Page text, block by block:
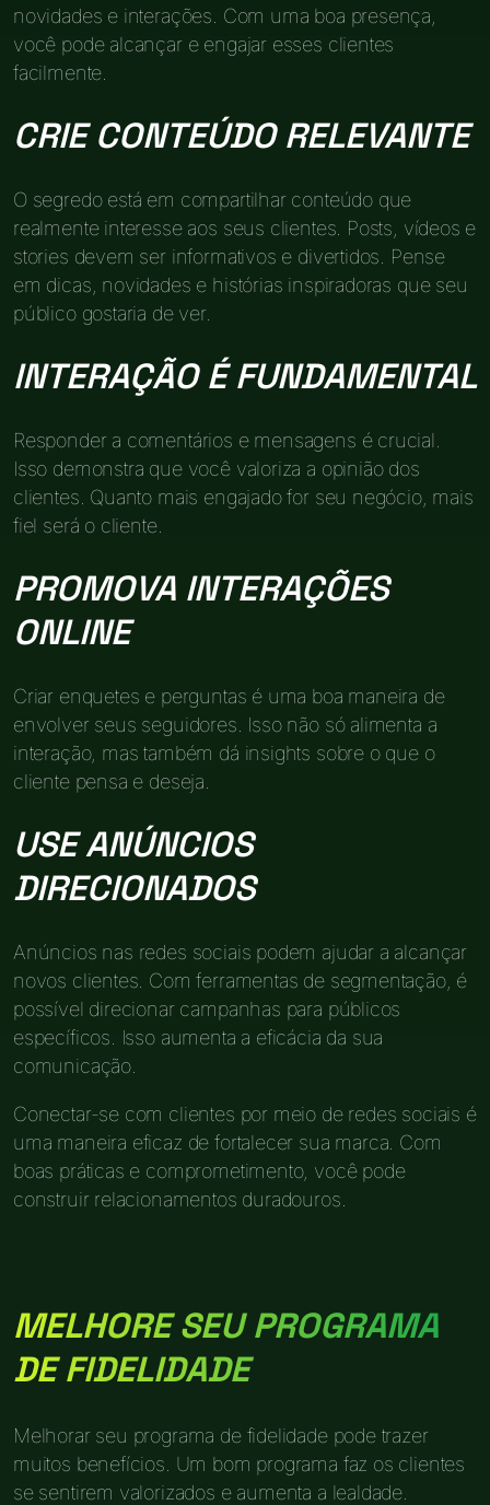
novidades e interações. Com uma boa presença,
você pode alcançar e engajar esses clientes
facilmente.
CRIE CONTEÚDO RELEVANTE
O segredo está em compartilhar conteúdo que
realmente interesse aos seus clientes. Posts, vídeos e
stories devem ser informativos e divertidos. Pense
em dicas, novidades e histórias inspiradoras que seu
público gostaria de ver.
INTERAÇÃO É FUNDAMENTAL
Responder a comentários e mensagens é crucial.
Isso demonstra que você valoriza a opinião dos
clientes. Quanto mais engajado for seu negócio, mais
fiel será o cliente.
PROMOVA INTERAÇÕES
ONLINE
Criar enquetes e perguntas é uma boa maneira de
envolver seus seguidores. Isso não só alimenta a
interação, mas também dá insights sobre o que o
cliente pensa e deseja.
USE ANÚNCIOS
DIRECIONADOS
Anúncios nas redes sociais podem ajudar a alcançar
novos clientes. Com ferramentas de segmentação, é
possível direcionar campanhas para públicos
específicos. Isso aumenta a eficácia da sua
comunicação.
Conectar-se com clientes por meio de redes sociais é
uma maneira eficaz de fortalecer sua marca. Com
boas práticas e comprometimento, você pode
construir relacionamentos duradouros.
MELHORE SEU PROGRAMA
DE FIDELIDADE
Melhorar seu programa de fidelidade pode trazer
muitos benefícios. Um bom programa faz os clientes
se sentirem valorizados e aumenta a lealdade.